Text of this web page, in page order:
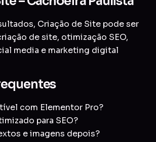
Criação de Site pode ser
de site, otimização SEO,
media e marketing digital
com Elementor Pro?
para SEO?
e imagens depois?